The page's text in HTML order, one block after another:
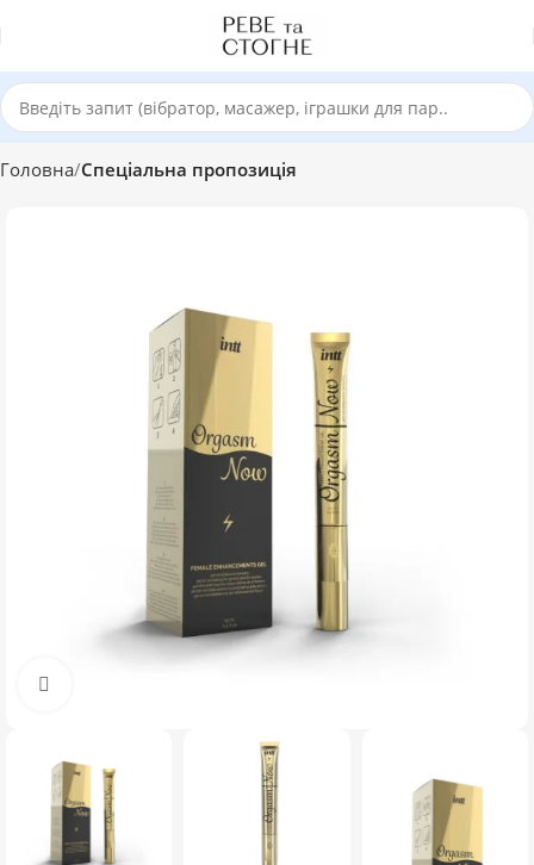
Головна Спеціальна пропозиція